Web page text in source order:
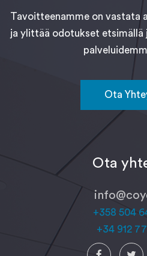
Tavoitteenamme on vastata
ja ylittää odotukset etsimällä
Ota
Ota
+358 504
+34 912